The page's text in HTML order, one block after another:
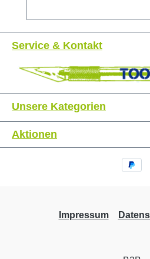
Karbonwerkzeugstahl, der
mehrstufigen OLFA-
bearbeitet wurde und so
sorgt. Langelebige und
Schnitt. Der
Sicherheitshinweis: Dieses
äußerst scharf! Nur für
empfohlen. Unbedingt
Reichweite von Kindern
Service & Kontakt
Unsere Kategorien
Aktionen
Impressum